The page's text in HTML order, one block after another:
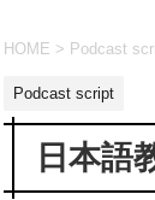
HOME > Podcast
Podcast script
日本語